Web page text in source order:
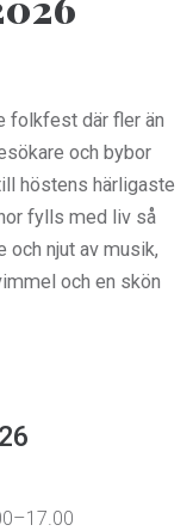
folkfest där fler än
och bybor
höstens härligaste
fylls med liv så
och njut av musik,
och en skön